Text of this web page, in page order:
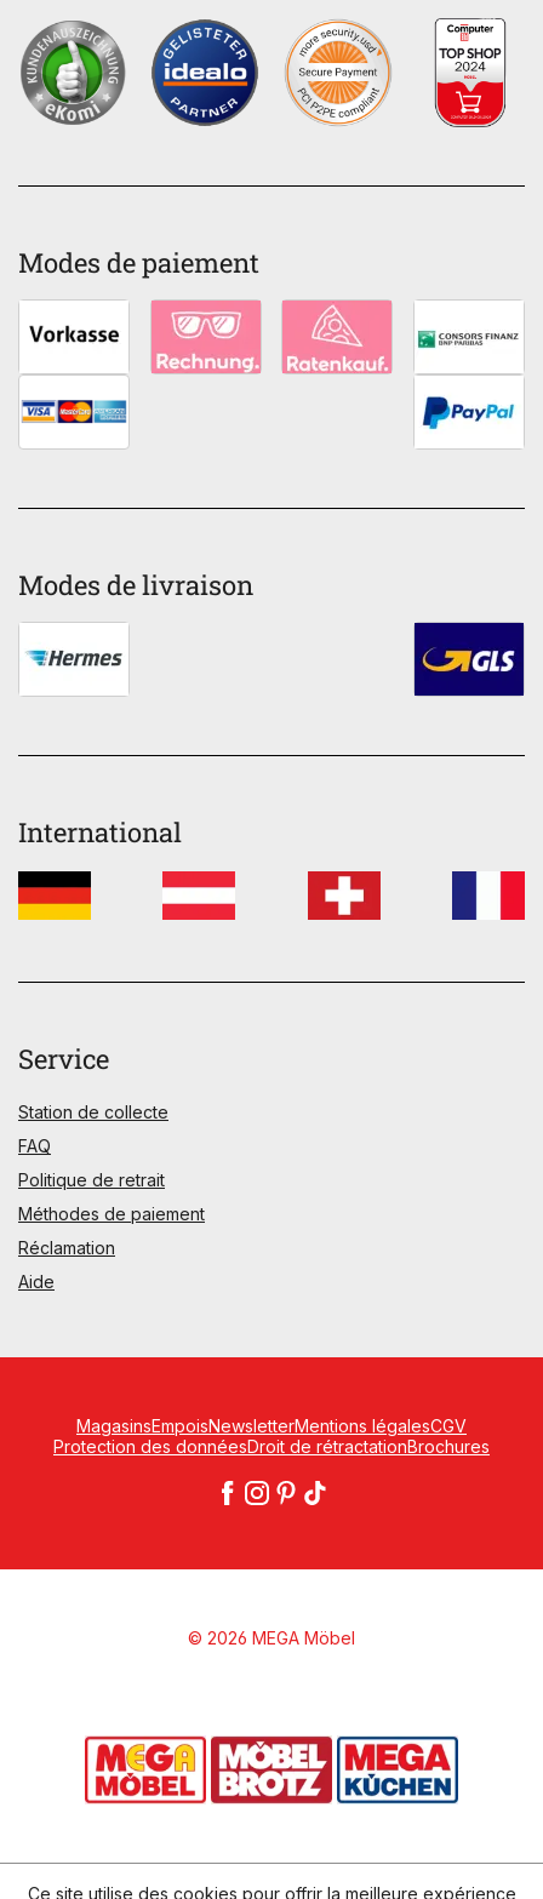
Modes de paiement
Modes de livraison
International
Service
Station de collecte
FAQ
Politique de retrait
Méthodes de paiement
Réclamation
Aide
MagasinsEmpoisNewsletterMentions légalesCGV
Protection des donnéesDroit de rétractationBrochures
© 2026 MEGA Möbel
Ce site utilise des cookies pour offrir la meilleure expérience